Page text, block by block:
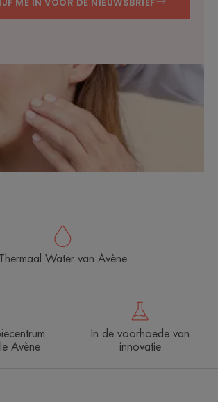
Thermaal Water van Avène
Avène
In de voorhoede van
innovatie